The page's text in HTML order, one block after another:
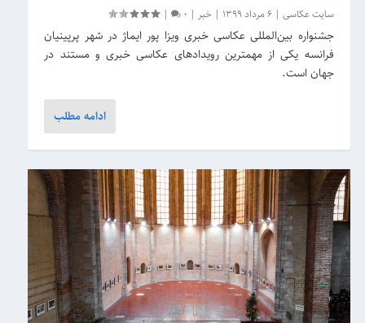
سایت عکاسی |6 مرداد 1399 | خبر |
0
|
جشنواره بین‌المللی عکاسی خبری ویزا پور ایماژ در شهر پرپینیان
فرانسه یکی از مهمترین رویدادهای عکاسی خبری و مستند در
جهان است.
ادامه مطلب